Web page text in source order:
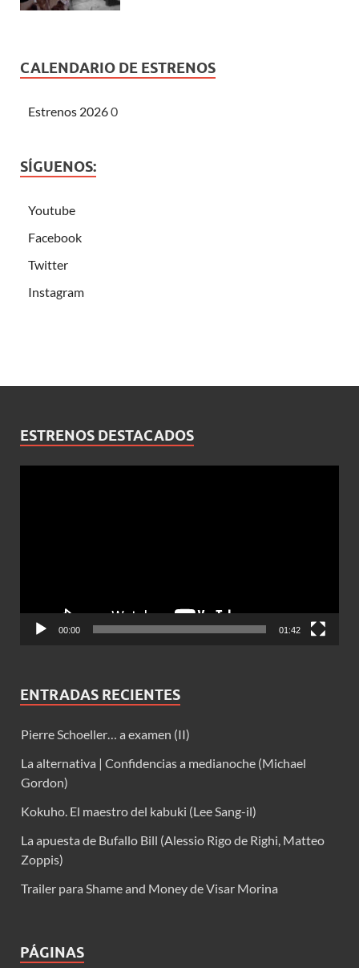
CALENDARIO DE ESTRENOS
Estrenos 20260
SÍGUENOS:
Youtube
Facebook
Twitter
Instagram
ESTRENOS DESTACADOS
00:00 01:42
ENTRADAS RECIENTES
Pierre Schoeller… a examen (II)
La alternativa | Confidencias a medianoche (Michael
Gordon)
Kokuho. El maestro del kabuki (Lee Sang-il)
La apuesta de Bufallo Bill (Alessio Rigo de Righi, Matteo
Zoppis)
Trailer para Shame and Money de Visar Morina
PÁGINAS